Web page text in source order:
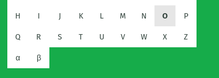
H I J K L M N O P
Q R S T U V W X Z
α β